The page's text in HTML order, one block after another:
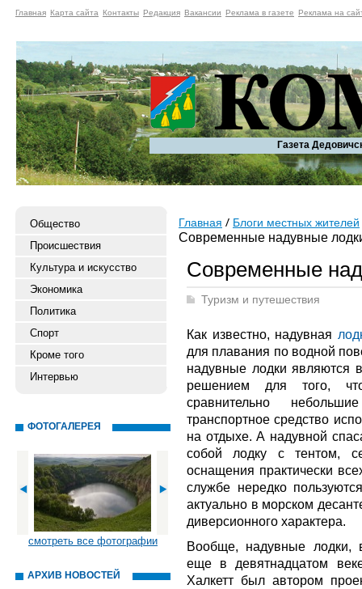
Главная Карта сайта Контакты Редакция Вакансии Реклама в газете Реклама на
Газета
Общество
Происшествия
Культура и искусство
Экономика
Политика
Спорт
Кроме того
Интервью
ФОТОГАЛЕРЕЯ
смотреть все фотографии
АРХИВ НОВОСТЕЙ
Главная Блоги местных жителей
Современные надувные
Современные
Туризм и путешествия
Как известно, надувная
для плавания по водной
надувные лодки являются
решением для того,
сравнительно
транспортное средство
на отдыхе. А надувной
собой лодку с тентом,
оснащения практически
службе нередко
актуально в морском
диверсионного характера.
Вообще, надувные лодки,
еще в девятнадцатом
Халкетт был автором